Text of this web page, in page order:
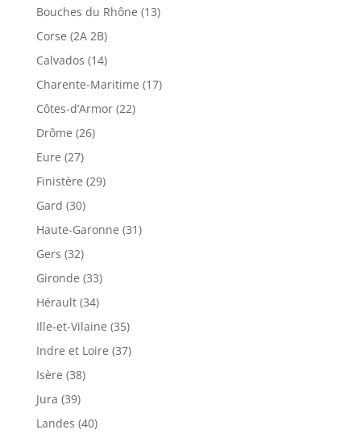
Bouches du Rhône (13)
Corse (2A 2B)
Calvados (14)
Charente-Maritime (17)
Côtes-d’Armor (22)
Drôme (26)
Eure (27)
Finistère (29)
Gard (30)
Haute-Garonne (31)
Gers (32)
Gironde (33)
Hérault (34)
Ille-et-Vilaine (35)
Indre et Loire (37)
Isère (38)
Jura (39)
Landes (40)